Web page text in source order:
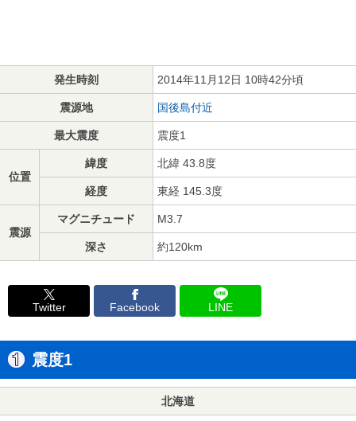
発生時刻 2014年11月12日 10時42分頃
震源地 国後島付近
最大震度 震度1
位置
緯度 北緯 43.8度
経度 東経 145.3度
震源
マグニチュード M3.7
深さ 約120km
Twitter Facebook LINE
震度1
北海道